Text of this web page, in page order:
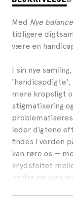
Med Nye
tidligere
være en
I sin nye
mere kropsligt
stigmatisering
leder digtene
findes i verden
kan røre os —
krydsfeltet
herfra rækkes